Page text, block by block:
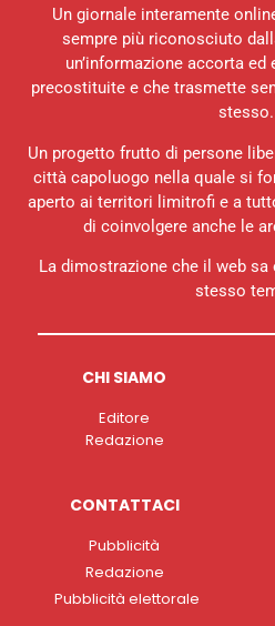
Un giornale interamente
sempre più riconosciuto
un’informazione accorta
precostituite e che trasmette
stesso.
Un progetto frutto di persone
città capoluogo nella quale si
aperto ai territori limitrofi e a
di coinvolgere anche le
La dimostrazione che il web
stesso
CHI SIAMO
Editore
Redazione
CONTATTACI
Pubblicità
Redazione
Pubblicità elettorale